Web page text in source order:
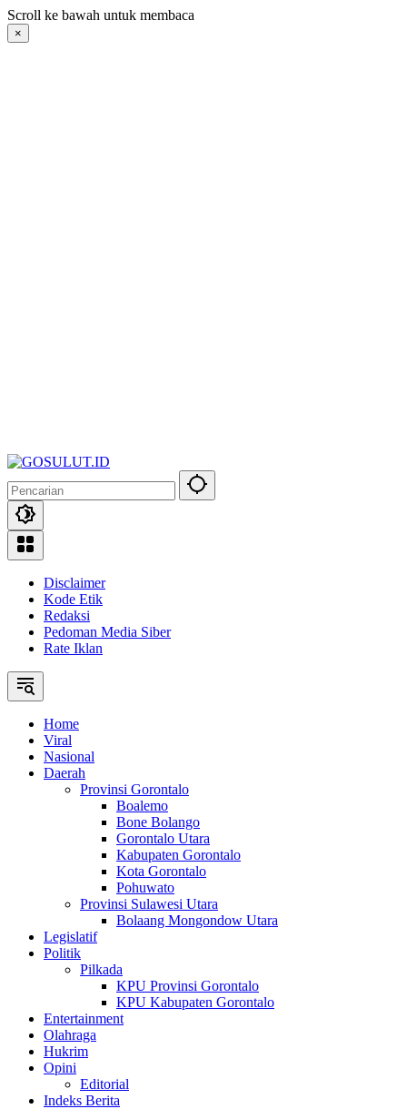
Langsung
ke
konten
Scroll ke bawah untuk membaca
×
Disclaimer
Kode Etik
Redaksi
Pedoman Media Siber
Rate Iklan
Home
Viral
Nasional
Daerah
Provinsi Gorontalo
Boalemo
Bone Bolango
Gorontalo Utara
Kabupaten Gorontalo
Kota Gorontalo
Pohuwato
Provinsi Sulawesi Utara
Bolaang Mongondow Utara
Legislatif
Politik
Pilkada
KPU Provinsi Gorontalo
KPU Kabupaten Gorontalo
Entertainment
Olahraga
Hukrim
Opini
Editorial
Indeks Berita